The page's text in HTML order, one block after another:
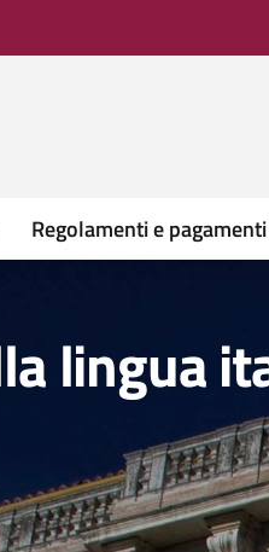
Regolamenti e pagamenti
lingua